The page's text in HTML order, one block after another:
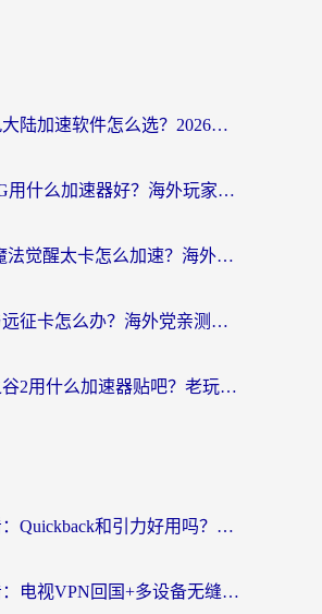
国外玩第九大陆加速软件怎么选？2026终极指南帮你告别延迟卡顿
国外玩BanG用什么加速器好？海外玩家亲测的国服游戏加速终极方案
哈利波特·魔法觉醒太卡怎么加速？海外党亲测有效的国服游戏加速指南
美国玩剑与远征卡怎么办？海外党亲测有效的国服游戏加速指南
海外玩龙之谷2用什么加速器贴吧？老玩家实测推荐，附新加坡猎魂觉醒国外剑与远征加速攻略
海外党必看：Quickback和引力好用吗？3分钟搞懂回国加速器怎么选
海外党必看：电视VPN回国+多设备无缝访问国内资源的实用指南